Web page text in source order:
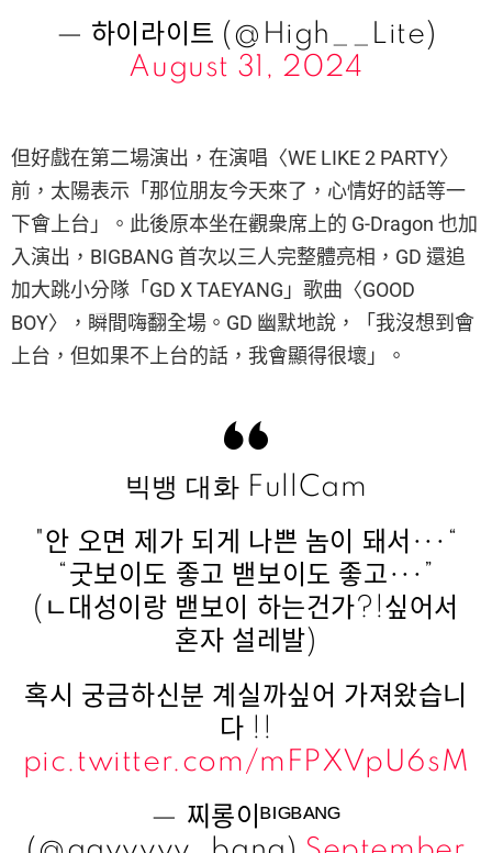
— 하이라이트 (@High__Lite)
August 31, 2024
但好戲在第二場演出，在演唱〈WE LIKE 2 PARTY〉
前，太陽表示「那位朋友今天來了，心情好的話等一
下會上台」。此後原本坐在觀衆席上的 G-Dragon 也加
入演出，BIGBANG 首次以三人完整體亮相，GD 還追
加大跳小分隊「GD X TAEYANG」歌曲〈GOOD
BOY〉，瞬間嗨翻全場。GD 幽默地說，「我沒想到會
上台，但如果不上台的話，我會顯得很壞」。
빅뱅 대화 FullCam
"안 오면 제가 되게 나쁜 놈이 돼서•••“
“굿보이도 좋고 밷보이도 좋고•••”
(ㄴ대성이랑 밷보이 하는건가?!싶어서
혼자 설레발)
혹시 궁금하신분 계실까싶어 가져왔습니
다 !!
pic.twitter.com/mFPXVpU6sM
— 찌롱이ᴮᴵᴳᴮᴬᴺᴳ